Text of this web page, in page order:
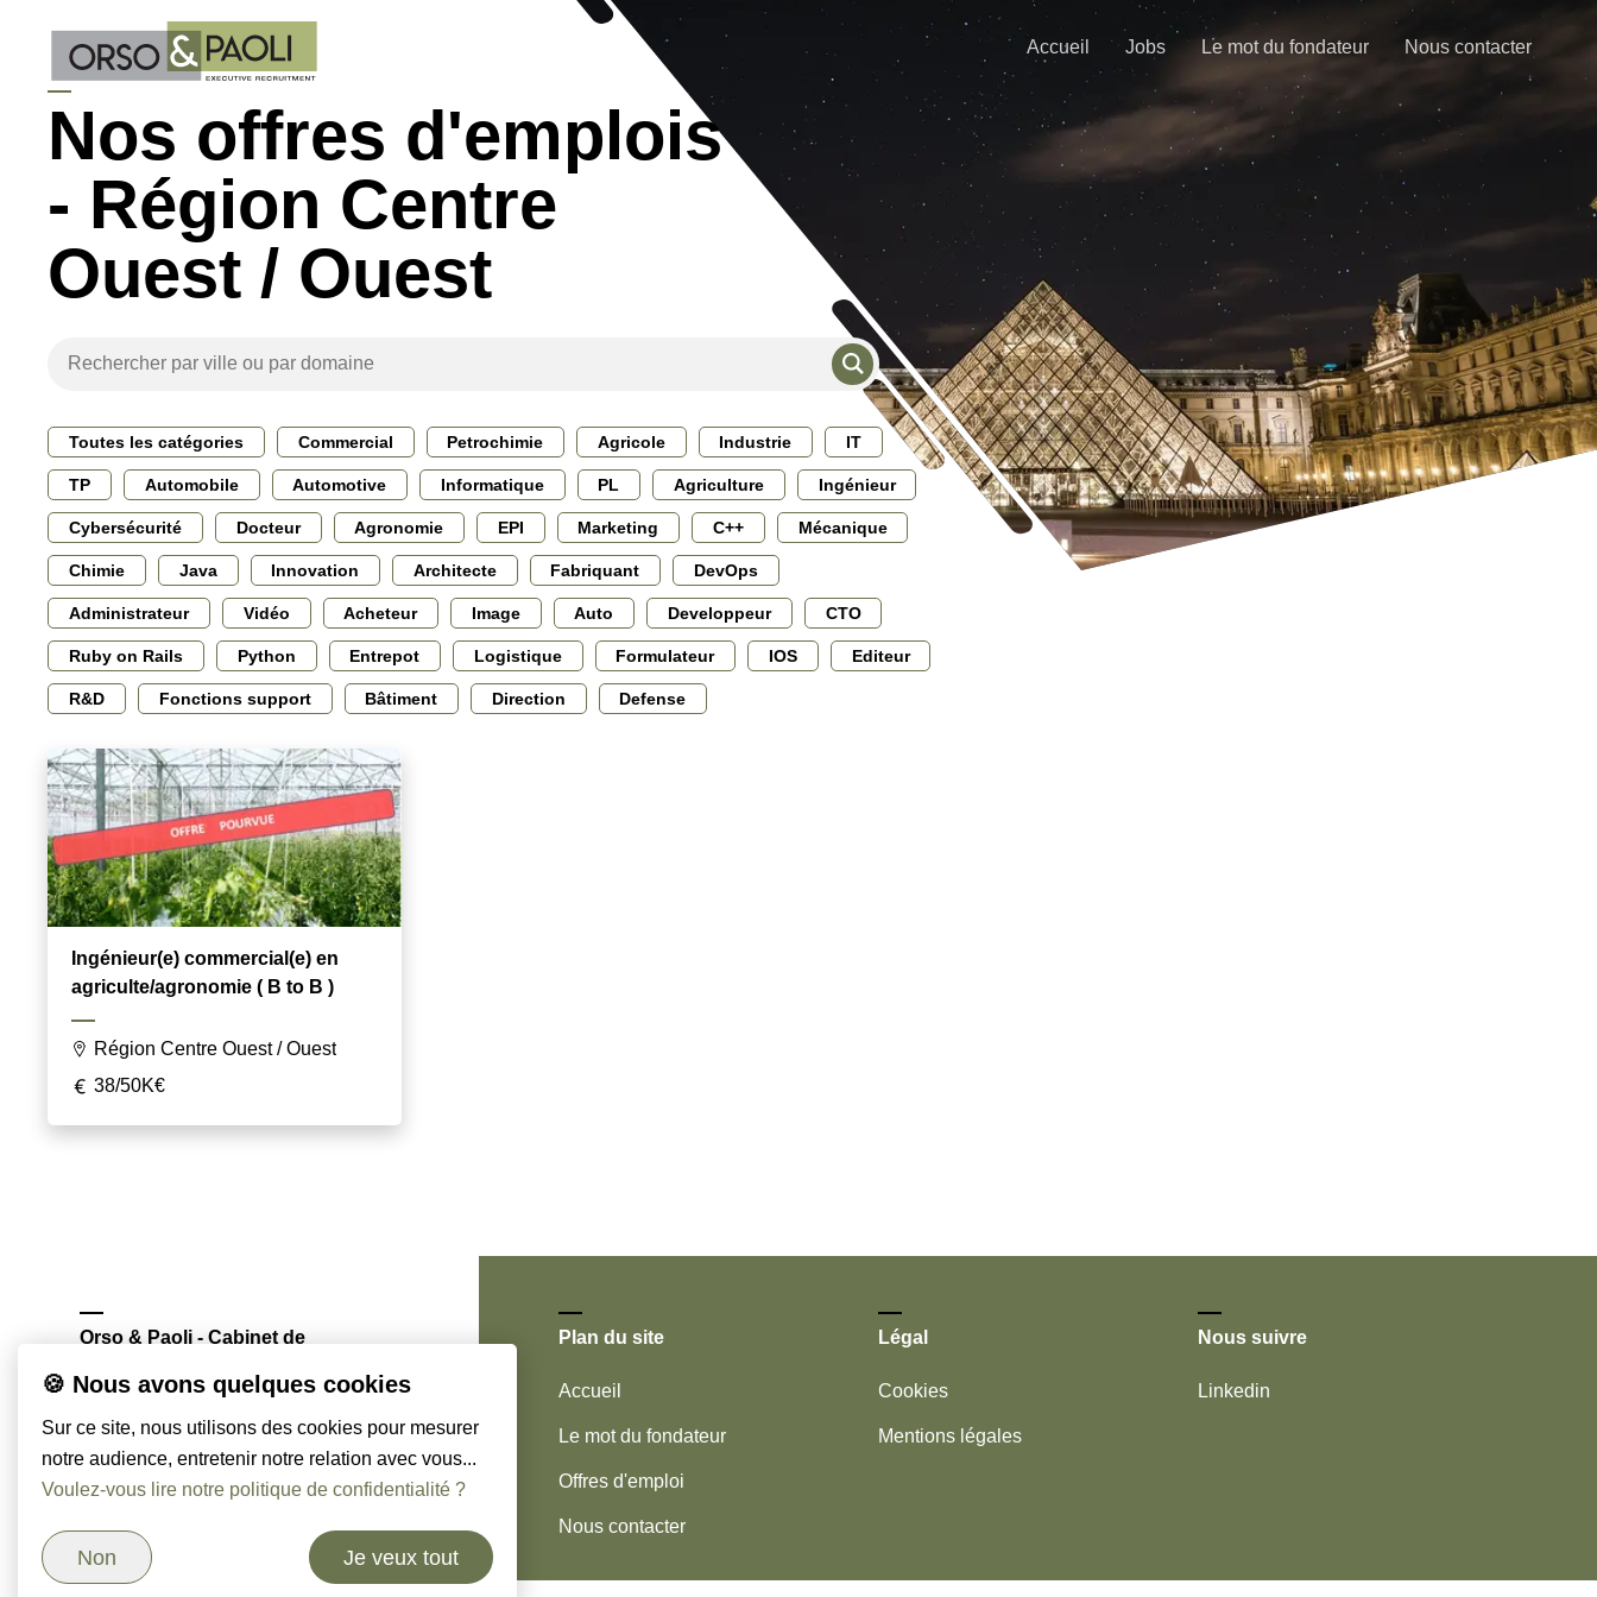
Accueil Jobs Le mot du fondateur Nous contacter
Nos offres d'emplois
- Région Centre
Ouest / Ouest
Toutes les catégories Commercial Petrochimie Agricole Industrie IT
TP Automobile Automotive Informatique PL Agriculture Ingénieur
Cybersécurité Docteur Agronomie EPI Marketing C++ Mécanique
Chimie Java Innovation Architecte Fabriquant DevOps
Administrateur Vidéo Acheteur Image Auto Developpeur CTO
Ruby on Rails Python Entrepot Logistique Formulateur IOS Editeur
R&D Fonctions support Bâtiment Direction Defense
Ingénieur(e) commercial(e) en
agriculte/agronomie ( B to B )
Région Centre Ouest / Ouest
38/50K€
Orso & Paoli - Cabinet de
Plan du site
Accueil
Le mot du fondateur
Offres d'emploi
Nous contacter
Légal
Cookies
Mentions légales
Nous suivre
Linkedin
🍪 Nous avons quelques cookies
Sur ce site, nous utilisons des cookies pour mesurer
notre audience, entretenir notre relation avec vous...
Voulez-vous lire notre politique de confidentialité ?
Non Je veux tout